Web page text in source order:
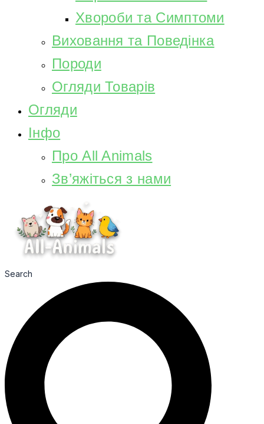
Хвороби та Симптоми
Виховання та Поведінка
Породи
Огляди Товарів
Огляди
Інфо
Про All Animals
Зв’яжіться з нами
Search